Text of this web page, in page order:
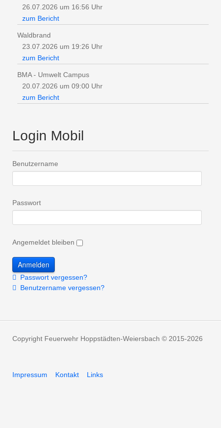
26.07.2026 um 16:56 Uhr
zum Bericht
Waldbrand
23.07.2026 um 19:26 Uhr
zum Bericht
BMA - Umwelt Campus
20.07.2026 um 09:00 Uhr
zum Bericht
Login Mobil
Benutzername
Passwort
Angemeldet bleiben
Passwort vergessen?
Benutzername vergessen?
Copyright Feuerwehr Hoppstädten-Weiersbach © 2015-2026
Impressum Kontakt Links